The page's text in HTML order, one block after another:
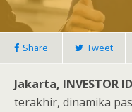
Share Tweet
Jakarta, INVESTOR
terakhir, dinamika